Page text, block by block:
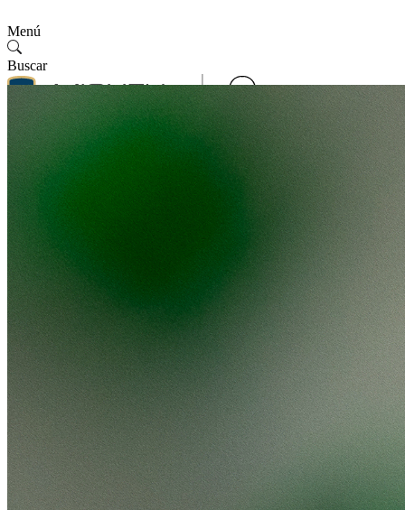
Menú
Buscar
Contáctenos
Síguenos
Contáctenos
SMV